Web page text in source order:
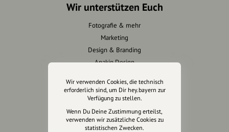
Wir unterstützen Euch
Fotografie & mehr
Marketing
Design & Branding
Anakin Design
unsere Plattform
Wir verwenden Cookies, die technisch
erforderlich sind, um Dir hey.bayern zur
Verfügung zu stellen.
Wenn Du Deine Zustimmung erteilst,
verwenden wir zusätzliche Cookies zu
statistischen Zwecken.